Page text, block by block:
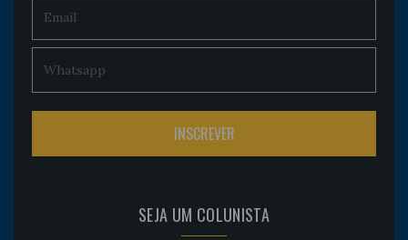
SEJA UM COLUNISTA